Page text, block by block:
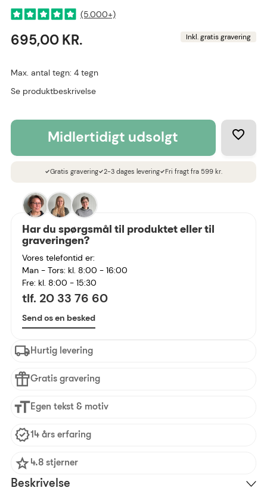
(5.000+)
695,00 KR. Inkl. gratis gravering
Max. antal tegn: 4 tegn
Se produktbeskrivelse
midlertidigt udsolgt
checkGratis graveringcheck2-3 dages leveringcheckFri fragt fra 599 kr.
Har du spørgsmål til produktet eller til
graveringen?
Vores telefontid er:
Man - Tors: kl. 8:00 - 16:00
Fre: kl. 8:00 - 15:30
tlf. 20 33 76 60
Send os en besked
Hurtig levering
Gratis gravering
Egen tekst & motiv
14 års erfaring
4.8 stjerner
Beskrivelse